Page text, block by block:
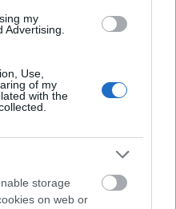
my
Advertising.
Use,
of my
with the
storage
on web or
mindig új és új
- ezért Réthly
fergeteges, dinamikus,
vígjáték születik.
a társulattal,
Színházban való
kihívás és